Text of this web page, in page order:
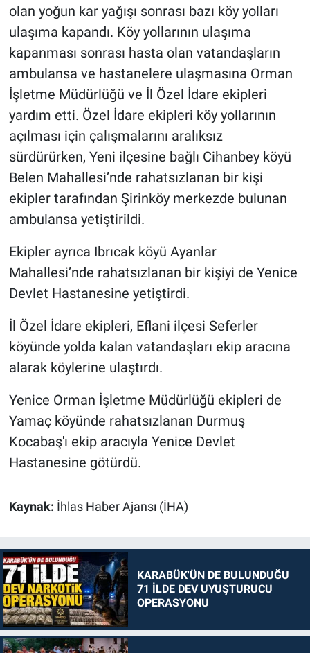
olan yoğun kar yağışı sonrası bazı köy yolları
ulaşıma kapandı. Köy yollarının ulaşıma
kapanması sonrası hasta olan vatandaşların
ambulansa ve hastanelere ulaşmasına Orman
İşletme Müdürlüğü ve İl Özel İdare ekipleri
yardım etti. Özel İdare ekipleri köy yollarının
açılması için çalışmalarını aralıksız
sürdürürken, Yeni ilçesine bağlı Cihanbey köyü
Belen Mahallesi’nde rahatsızlanan bir kişi
ekipler tarafından Şirinköy merkezde bulunan
ambulansa yetiştirildi.
Ekipler ayrıca Ibrıcak köyü Ayanlar
Mahallesi’nde rahatsızlanan bir kişiyi de Yenice
Devlet Hastanesine yetiştirdi.
İl Özel İdare ekipleri, Eflani ilçesi Seferler
köyünde yolda kalan vatandaşları ekip aracına
alarak köylerine ulaştırdı.
Yenice Orman İşletme Müdürlüğü ekipleri de
Yamaç köyünde rahatsızlanan Durmuş
Kocabaş'ı ekip aracıyla Yenice Devlet
Hastanesine götürdü.
Kaynak: İhlas Haber Ajansı (İHA)
KARABÜK'ÜN DE BULUNDUĞU
71 İLDE DEV UYUŞTURUCU
OPERASYONU